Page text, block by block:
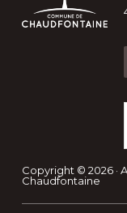
Copyright © 2026 ·
Chaudfontaine